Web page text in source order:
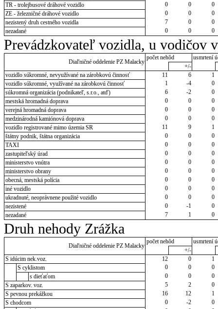
TR - trolejbusové dráhové vozidlo
0 0
0
ZE - železničné dráhové vozidlo
0 0
0
nezistený druh cestného vozidla
7 0
0
nezadané
0 0 0
Prevádzkovateľ vozidla, u vodičov
Diaľničné oddelenie PZ Malacky
počet nehôd
usmrtení
+/-
vozidlo súkromné, nevyužívané na zárobkovú činnosť
11 6
1
vozidlo súkromné, využívané na zárobkovú činnosť
1 -4
0
súkromná organizácia (podnikateľ, s.r.o., atď)
6 -2
0
mestská hromadná doprava
0 0
0
verejná hromadná doprava
0 0
0
medzinárodná kamiónová doprava
0 0
0
vozidlo registrované mimo územia SR
11 9
1
štátny podnik, štátna organizácia
0 0
0
TAXI
0 0
0
zastupiteľský úrad
0 0
0
ministerstvo vnútra
0 0
0
ministerstvo obrany
0 0
0
obecná, mestská polícia
0 0
0
iné vozidlo
0 0
0
ukradnuté, neoprávnene použité vozidlo
0 0
0
nezistené
0 -1
0
nezadané
7 1 0
Druh nehody Zrážka
Diaľničné oddelenie PZ Malacky
počet nehôd
usmrtení
+/-
S idúcim nek.voz.
12 0
1
S cyklistom
0 0
0
s dieťaťom
0 0
0
S zaparkov. voz.
5 2
0
S pevnou prekážkou
16 12
1
S chodcom
0 -2
0